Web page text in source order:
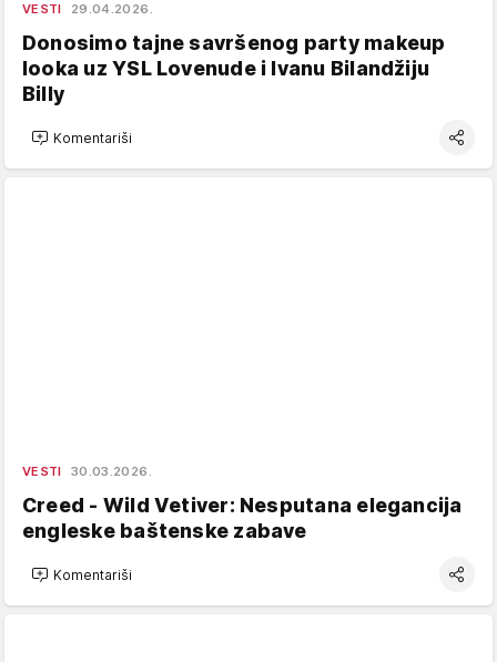
VESTI 29.04.2026.
Donosimo tajne savršenog party makeup
looka uz YSL Lovenude i Ivanu Bilandžiju
Billy
Komentariši
VESTI 30.03.2026.
Creed - Wild Vetiver: Nesputana elegancija
engleske baštenske zabave
Komentariši